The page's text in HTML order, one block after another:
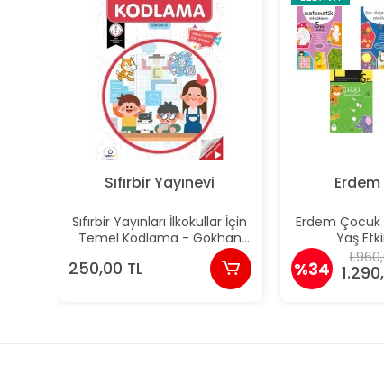
Sıfırbir Yayınevi
Sıfırbir Yayınları İlkokullar İçin
Temel Kodlama - Gökhan
250,00 TL
Erdem Çocuk
Yaş
%34